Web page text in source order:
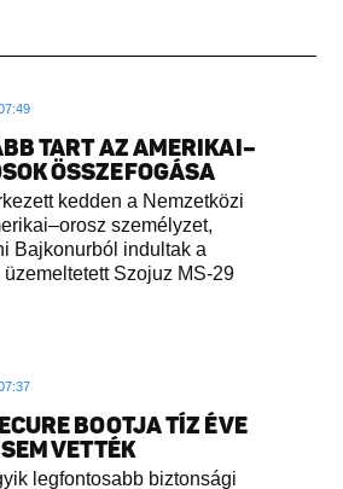
TART AZ AMERIKAI–
ÖSSZEFOGÁSA
kedden a Nemzetközi
személyzet,
Bajkonurból indultak a
Szojuz MS-29
BOOTJA TÍZ ÉVE
VETTÉK
legfontosabb biztonsági